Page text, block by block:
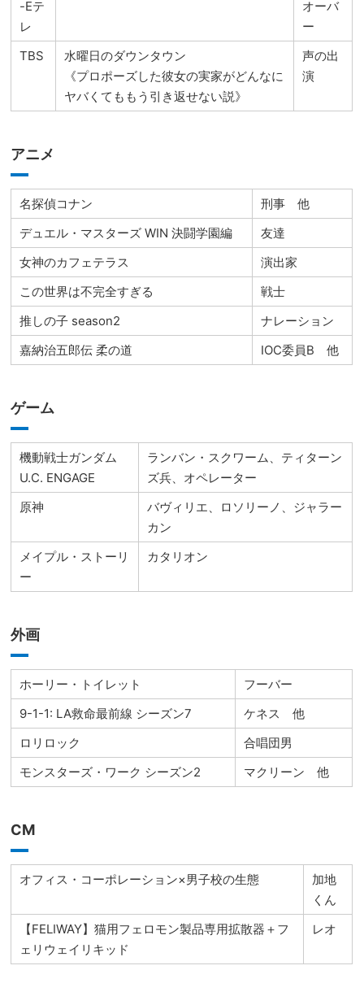
-Eテ
レ
オーバ
ー
TBS
水曜日のダウンタウン
《プロポーズした彼女の実家がどんなに
ヤバくてももう引き返せない説》
声の出
演
アニメ
名探偵コナン
刑事 他
デュエル・マスターズ WIN 決闘学園編
友達
女神のカフェテラス
演出家
この世界は不完全すぎる
戦士
推しの子 season2
ナレーション
嘉納治五郎伝 柔の道
IOC委員B 他
ゲーム
機動戦士ガンダム
U.C. ENGAGE
ランバン・スクワーム、ティターン
ズ兵、オペレーター
原神
バヴィリエ、ロソリーノ、ジャラー
カン
メイプル・ストーリ
ー
カタリオン
外画
ホーリー・トイレット
フーバー
9-1-1: LA救命最前線 シーズン7
ケネス 他
ロリロック
合唱団男
モンスターズ・ワーク シーズン2
マクリーン 他
CM
オフィス・コーポレーション×男子校の生態
加地
くん
【FELIWAY】猫用フェロモン製品専用拡散器＋フ
ェリウェイリキッド
レオ